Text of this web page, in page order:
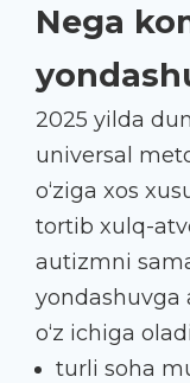
Nega
2025 yilda
universal
o‘ziga xos
tortib xulq-
autizmni
yondashuvga
o‘z ichiga
turli soha